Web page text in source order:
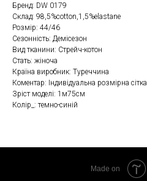
Бренд: DW 0179
Склад: 98,5%cotton,1,5%elastane
Розмір: 44/46
Сезонність: Демісезон
Вид тканини: Стрейч-котон
Стать: жіноча
Країна виробник: Туреччина
Коментар: Індивідуальна розмірна сітка
Зріст моделі: 1м75см
Колір_: темно-синій
Made on